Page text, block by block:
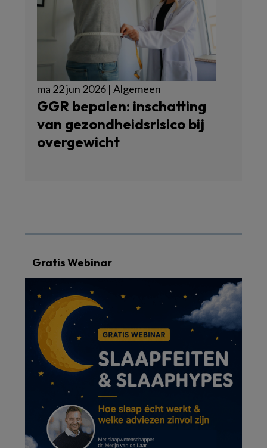
ma 22 jun 2026 | Algemeen
GGR bepalen: inschatting
van gezondheidsrisico bij
overgewicht
Gratis Webinar